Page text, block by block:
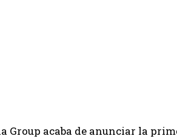
Group acaba de anunciar la